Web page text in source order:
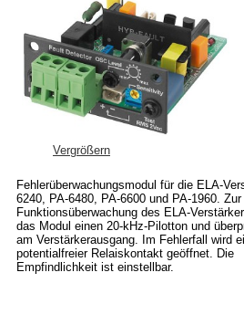
Vergrößern
Fehlerüberwachungsmodul für die ELA-
6240, PA-6480, PA-6600 und PA-1960. Zur
Funktionsüberwachung des ELA-
das Modul einen 20-kHz-Pilotton und
am Verstärkerausgang. Im Fehlerfall wird
potentialfreier Relaiskontakt geöffnet. Die
Empfindlichkeit ist einstellbar.